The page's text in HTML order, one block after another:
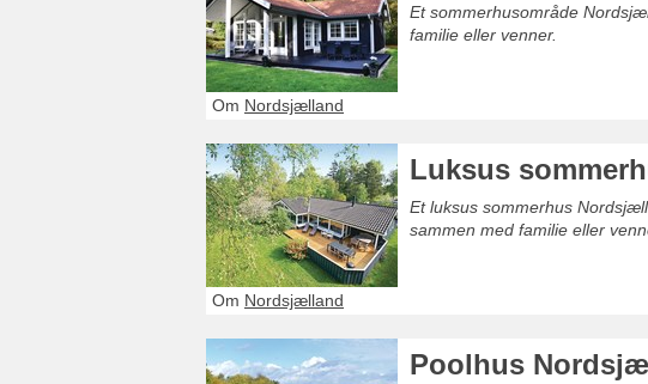
Et sommerhusområde
familie eller venner.
Om Nordsjælland
Luksus
Et luksus sommerhus
sammen med familie eller
Om Nordsjælland
Poolhus